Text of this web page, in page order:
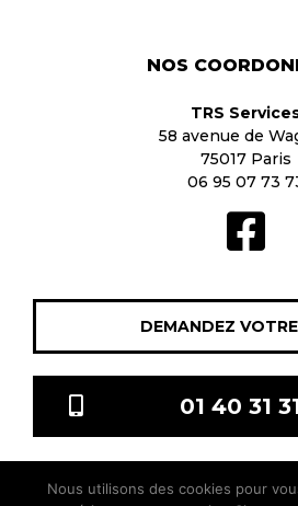
NOS
TRS
58 avenue de
75017 Paris
06 95 07 73
DEMANDEZ
01 40 31
Nous utilisons des cookies pour